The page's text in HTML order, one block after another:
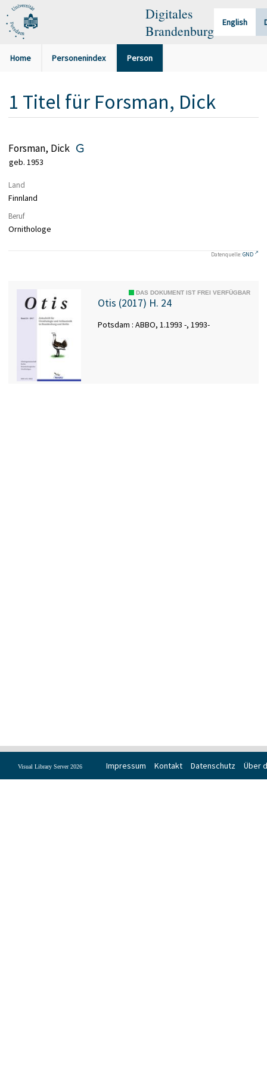
Digitales
Brandenburg
English
Home Personenindex Person
1 Titel für Forsman, Dick
Forsman, Dick
geb. 1953
Land
Finnland
Beruf
Ornithologe
Datenquelle:GND
DAS DOKUMENT IST FREI VERFÜGBAR
Otis (2017) H. 24
Potsdam : ABBO, 1.1993 -, 1993-
Impressum Kontakt Datenschutz Über
Visual Library Server 2026